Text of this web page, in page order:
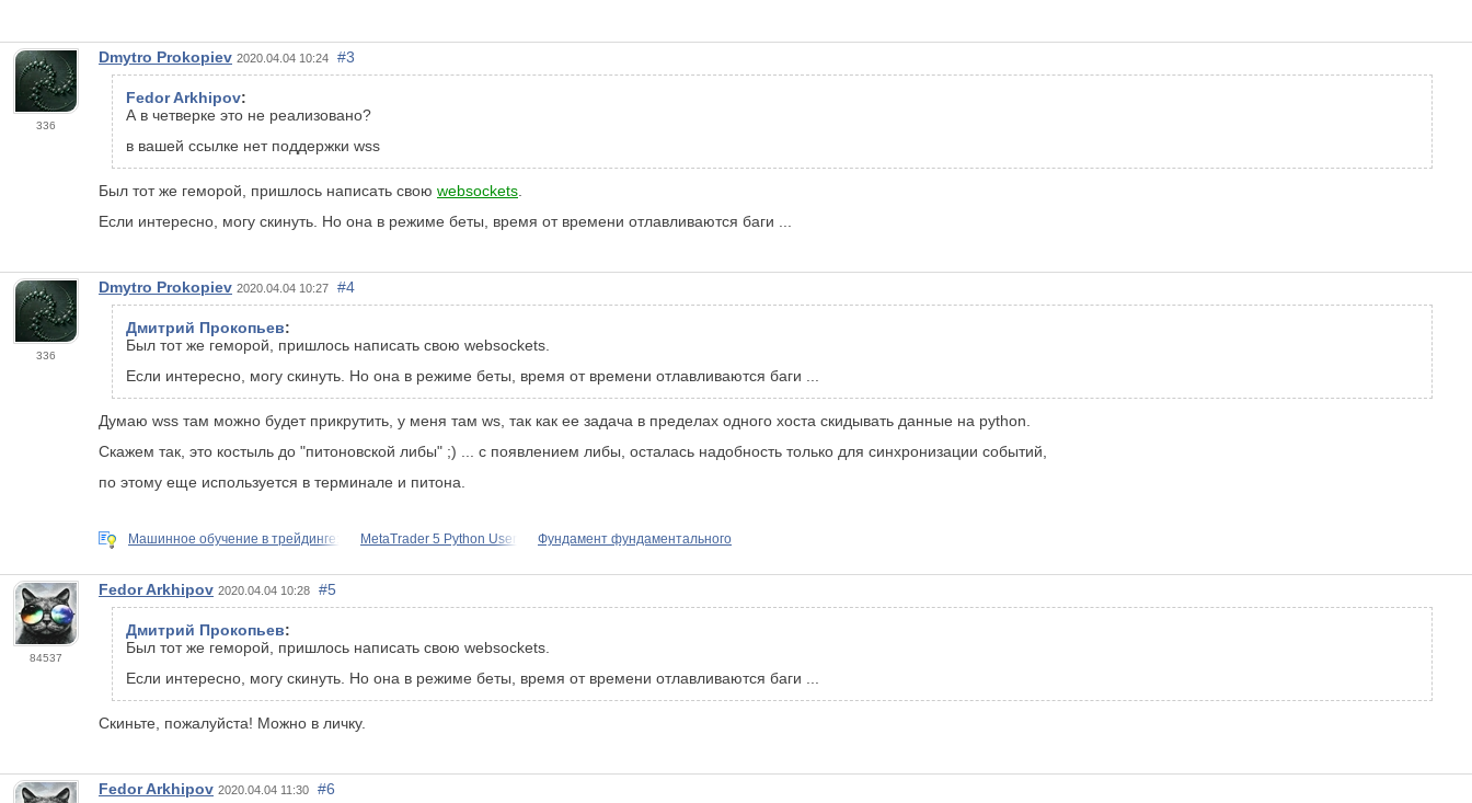
336
Dmytro Prokopiev 2020.04.04 10:24 #3
Fedor Arkhipov:
А в четверке это не реализовано?
в вашей ссылке нет поддержки wss
Был тот же геморой, пришлось написать свою websockets
Если интересно, могу скинуть. Но она в режиме беты, время от времени отлавливаются баги ...
336
Dmytro Prokopiev 2020.04.04 10:27 #4
Дмитрий Прокопьев:
Был тот же геморой, пришлось написать свою websockets.
Если интересно, могу скинуть. Но она в режиме беты, время от времени отлавливаются баги ...
Думаю wss там можно будет прикрутить, у меня там ws, так как ее задача в пределах одного хоста скидывать данные на python.
Скажем так, это костыль до "питоновской либы" ;) ... с появлением либы, осталась надобность только для синхронизации событий,
по этому еще используется в терминале и питона.
Машинное обучение в трейдинге: MetaTrader 5 Python User Фундамент фундаментального
84537
Fedor Arkhipov 2020.04.04 10:28 #5
Дмитрий Прокопьев:
Был тот же геморой, пришлось написать свою websockets.
Если интересно, могу скинуть. Но она в режиме беты, время от времени отлавливаются баги ...
Скиньте, пожалуйста! Можно в личку.
Fedor Arkhipov 2020.04.04 11:30
#6